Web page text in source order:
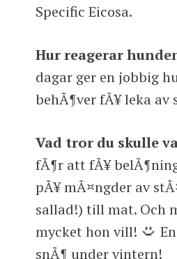
Specific Eicosa.
Hur reagerar
dagar ger en jobbig
behÃ¶ver fÃ¥ leka av
Vad tror du skulle
fÃ¶r att fÃ¥
pÃ¥ mÃ¤ngder av
sallad!) till mat. Och
mycket hon vill!
snÃ¶ under vintern!